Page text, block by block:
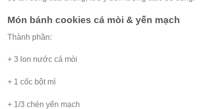
Món bánh cookies cá mòi & yến mạch
Thành phần:
+ 3 lon nước cá mòi
+ 1 cốc bột mì
+ 1/3 chén yến mạch